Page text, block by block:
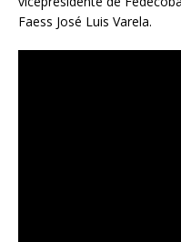
Faess José Luis Varela.